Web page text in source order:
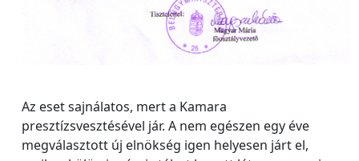
Az eset sajnálatos, mert a Kamara
presztízsvesztésével jár. A nem egészen egy éve
megválasztott új elnökség igen helyesen járt el,